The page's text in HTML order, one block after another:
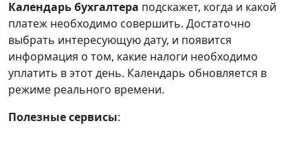
Календарьбухгалтера подскажет, когда и какой
платеж необходимо совершить. Достаточно
выбрать интересующую дату, и появится
информация о том, какие налоги необходимо
уплатить в этот день. Календарь обновляется в
режиме реального времени.
Полезные сервисы: